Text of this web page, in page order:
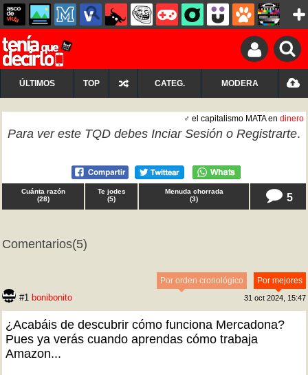
ÚLTIMOS TOP CATEG. MODERA
♂ el capitalismo MATA en dinero
Para ver este TQD debes Inciar Sesión o Registrarte.
Cuánta razón
(28)
Te jodes
(5)
Menuda chorrada
(3) 5
Comentarios(5)
Por mejores
Por orden cronológico
#1 bonibonito 31 oct 2024, 15:47
¿Acabáis de descubrir cómo funciona Mercadona?
Pues ya verás cuando aprendas cómo trabaja
Amazon...